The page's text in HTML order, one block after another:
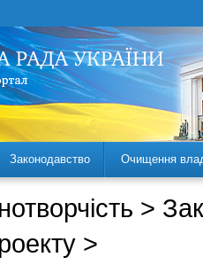
Законодавство Очищення
>
>